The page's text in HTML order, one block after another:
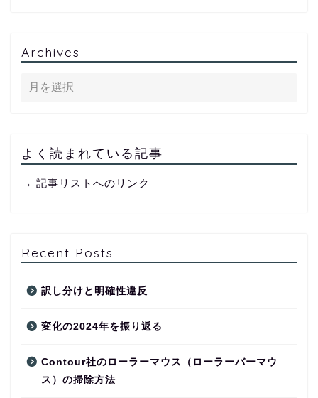
Archives
よく読まれている記事
→ 記事リストへのリンク
Recent Posts
訳し分けと明確性違反
変化の2024年を振り返る
Contour社のローラーマウス（ローラーバーマウ
ス）の掃除方法